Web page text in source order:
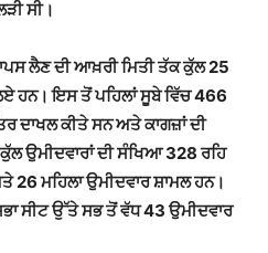
ਸੀ।
ਲੈਣ ਦੀ ਆਖ਼ਰੀ ਮਿਤੀ ਤੱਕ ਕੁੱਲ 25
ਹਨ। ਇਸ ਤੋਂ ਪਹਿਲਾਂ ਸੂਬੇ ਵਿੱਚ 466
ਦਾਖਲ ਕੀਤੇ ਸਨ ਅਤੇ ਕਾਗਜ਼ਾਂ ਦੀ
ਉਮੀਦਵਾਰਾਂ ਦੀ ਸੰਖਿਆ 328 ਰਹਿ
26 ਮਹਿਲਾ ਉਮੀਦਵਾਰ ਸ਼ਾਮਲ ਹਨ।
ਸੀਟ ਉੱਤੇ ਸਭ ਤੋਂ ਵੱਧ 43 ਉਮੀਦਵਾਰ